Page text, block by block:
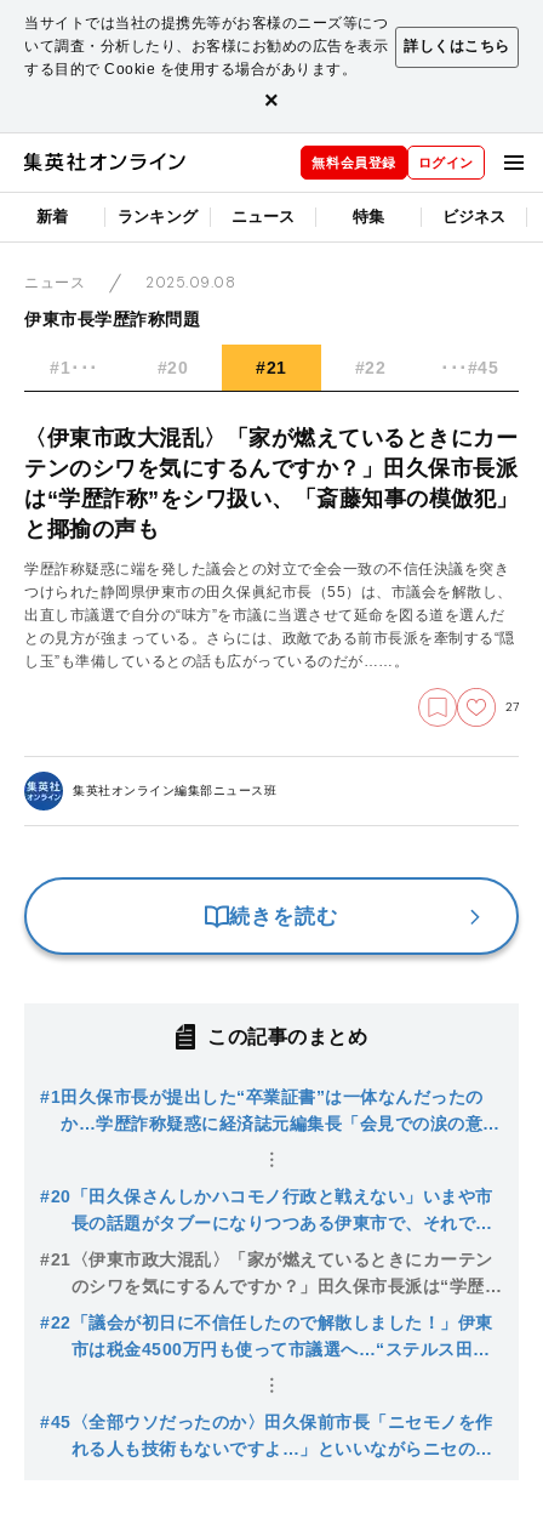
当サイトでは当社の提携先等がお客様のニーズ等につ
いて調査・分析したり、お客様にお勧めの広告を表示
する目的で Cookie を使用する場合があります。
詳しくはこちら
×
無料会員登録 ログイン
新着 ランキング ニュース 特集 ビジネス
ニュース
2025.09.08
伊東市長学歴詐称問題
#1･･･ #20 #21 #22 ･･･#45
〈伊東市政大混乱〉「家が燃えているときにカー
テンのシワを気にするんですか？」田久保市長派
は“学歴詐称”をシワ扱い、「斎藤知事の模倣犯」
と揶揄の声も
学歴詐称疑惑に端を発した議会との対立で全会一致の不信任決議を突き
つけられた静岡県伊東市の田久保眞紀市長（55）は、市議会を解散し、
出直し市議選で自分の“味方”を市議に当選させて延命を図る道を選んだ
との見方が強まっている。さらには、政敵である前市長派を牽制する“隠
し玉”も準備しているとの話も広がっているのだが……。
27
集英社オンライン編集部ニュース班
続きを読む
この記事のまとめ
#1田久保市長が提出した“卒業証書”は一体なんだったの
か…学歴詐称疑惑に経済誌元編集長「会見での涙の意味
が私には全くわからなかった」
#20 「田久保さんしかハコモノ行政と戦えない」いまや市
長の話題がタブーになりつつある伊東市で、それで
も“市長派”が支持する理由
#21 〈伊東市政大混乱〉「家が燃えているときにカーテン
のシワを気にするんですか？」田久保市長派は“学歴詐
称”をシワ扱い、「斎藤知事の模倣犯」と揶揄の声も
#22 「議会が初日に不信任したので解散しました！」伊東
市は税金4500万円も使って市議選へ…“ステルス田久
保派”も擁立か？「市長が公務をしていない」会見も大
#45 〈全部ウソだったのか〉田久保前市長「ニセモノを作
れる人も技術もないですよ…」といいながらニセの卒